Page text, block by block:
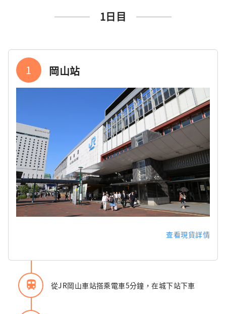
1日目
1 岡山站
查看現貨詳情
train 從JR岡山車站搭乘電車5分鐘，在城下站下車